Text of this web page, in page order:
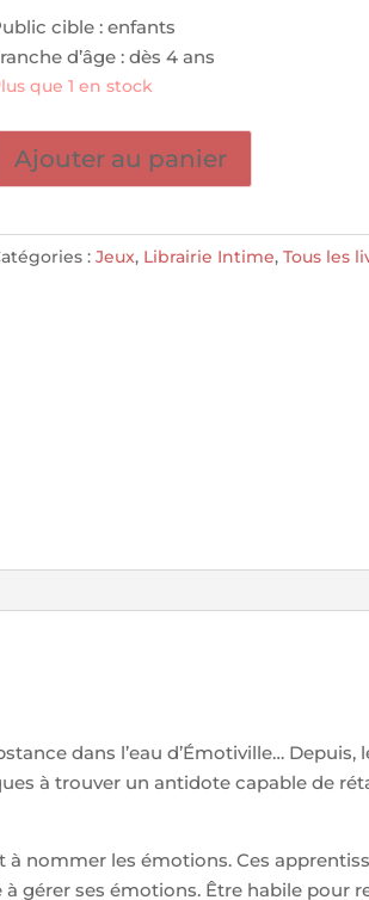
cible : enfants
d’âge : dès 4 ans
que 1 en stock
quantité
Ajouter au panier
: Jeux, Librairie Intime, Tous les
dans l’eau d’Émotiville… Depuis,
à trouver un antidote capable de
nommer les émotions. Ces
gérer ses émotions. Être habile pour